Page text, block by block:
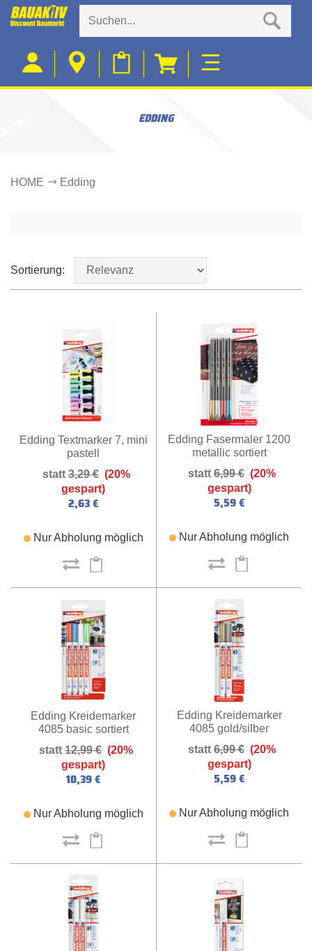
EDDING
HOME Edding
Sortierung:
Edding Textmarker 7, mini
pastell
3,29 € (20%
gespart)
2,63 €
Nur Abholung möglich
Edding Fasermaler 1200
metallic sortiert
6,99 € (20%
gespart)
5,59 €
Nur Abholung möglich
Edding Kreidemarker
4085 basic sortiert
12,99 € (20%
gespart)
10,39 €
Nur Abholung möglich
Edding Kreidemarker
4085 gold/silber
6,99 € (20%
gespart)
5,59 €
Nur Abholung möglich